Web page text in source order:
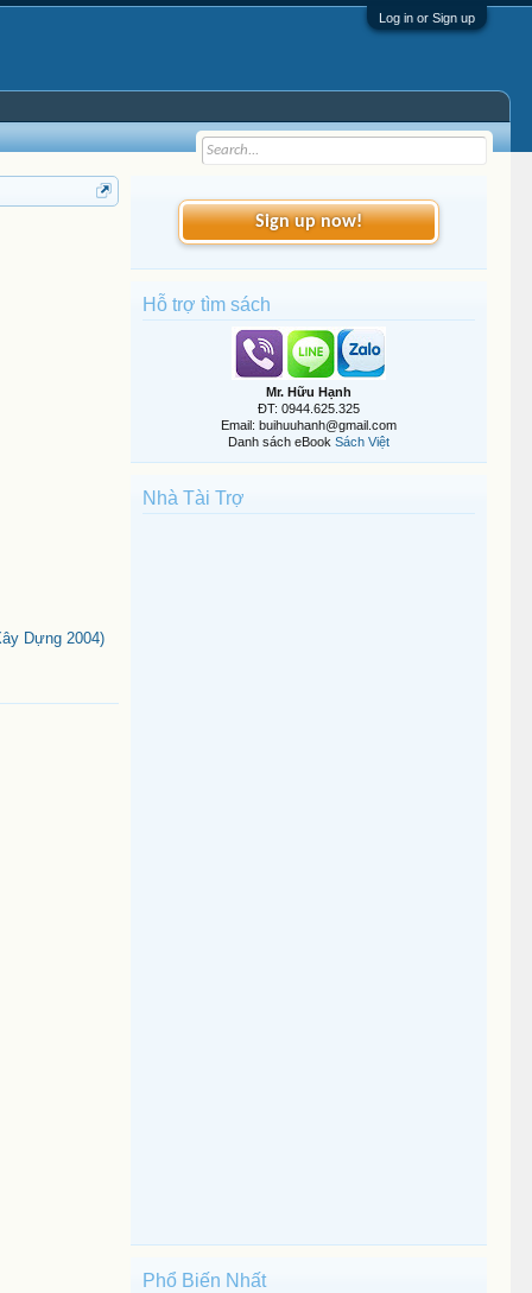
Log in or Sign up
Dựng 2004)
Sign up now!
Hỗ trợ tìm sách
Mr. Hữu Hạnh
ĐT: 0944.625.325
Email: buihuuhanh@gmail.com
Danh sách eBook Sách Việt
Nhà Tài Trợ
Phổ Biến Nhất